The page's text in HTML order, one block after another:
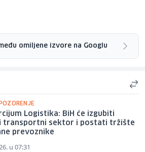
omiljene izvore na Googlu
Logistika: BiH će izgubiti
transportni sektor i postati tržište
prevoznike
u 07:31